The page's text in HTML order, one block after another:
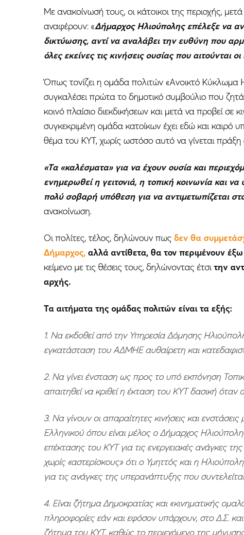
Με ανακοίνωσή τους, οι κάτοικοι της περιοχής,
αναφέρουν: «Δήμαρχος Ηλιούπολης επέλεξε να
δικτύωσης, αντί να αναλάβει την ευθύνη που
όλες εκείνες τις κινήσεις ουσίας που αιτούνται
Όπως τονίζει η ομάδα πολιτών «Ανοικτό Κύκλωμα
συγκαλέσει πρώτα το δημοτικό συμβούλιο που
κοινό πλαίσιο διεκδικήσεων και μετά να προβεί σε
συγκεκριμένη ομάδα κατοίκων έχει εδώ και καιρό
θέμα του ΚΥΤ, χωρίς ωστόσο αυτό να γίνεται
«Τα «καλέσματα» για να έχουν ουσία και
ενημερωθεί η γειτονιά, η τοπική κοινωνία και να
πολύ σοβαρή υπόθεση για να αντιμετωπίζεται
ανακοίνωση.
Οι πολίτες, τέλος, δηλώνουν πως δεν θα
Δήμαρχος, αλλά αντίθετα, θα τον περιμένουν
κείμενο με τις θέσεις τους, δηλώνοντας έτσιτην
αρχής.
Τα αιτήματα της ομάδας πολιτών είναι τα εξής:
1. Να εκδοθεί από την Υπηρεσία Δόμησης
εγκατάσταση του ΑΔΜΗΕ αυθαίρετη και
2. Να γίνει ένσταση ως προς το υπό εκπόνηση
απαιτηθεί να κριθεί η έκταση του ΚΥΤ δασική όταν
3. Να γίνουν οι απαραίτητες κινήσεις και
Ελληνικού όπου είναι μέλος ο Δήμαρχος
επέκτασης του ΚΥΤ για τις ενεργειακές ανάγκες
χωρίς «αστερίσκους» ότι ο Υμηττός και η
για τις ανάγκες της υπερανάπτυξης που
4. Είναι ζήτημα Δημοκρατίας και «κινηματικής
πληροφορίες εάν και εφόσον υπάρχουν, στο Δ.Σ.
ζήτημα του ΚΥΤ, καθώς το περιεχόμενο της